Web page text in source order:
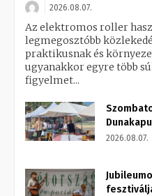
2026.08.07.
Az elektromos roller
legmegosztóbb
praktikusnak és
ugyanakkor egyre több
figyelmet...
2026.08.07.